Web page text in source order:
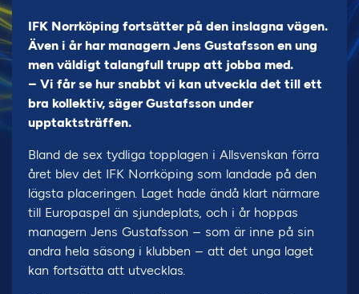
IFK Norrköping fortsätter på den inslagna vägen.
Även i år har managern Jens Gustafsson en ung
men väldigt talangfull trupp att jobba med.
– Vi får se hur snabbt vi kan utveckla det till ett
bra kollektiv, säger Gustafsson under
upptaktsträffen.
Bland de sex tydliga topplagen i Allsvenskan förra
året blev det IFK Norrköping som landade på den
lägsta placeringen. Laget hade ändå klart närmare
till Europaspel än sjundeplats, och i år hoppas
managern Jens Gustafsson – som är inne på sin
andra hela säsong i klubben – att det unga laget
kan fortsätta att utvecklas.